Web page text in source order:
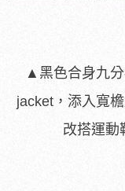
▲黑色合身九
jacket，添入寬
改搭運動